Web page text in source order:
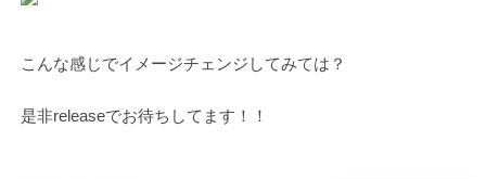
こんな感じでイメージチェンジしてみては？
是非releaseでお待ちしてます！！